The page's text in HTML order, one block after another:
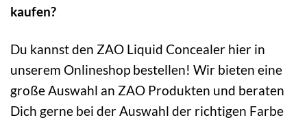
kaufen?
Du kannst den ZAO Liquid Concealer hier in
unserem Onlineshop bestellen! Wir bieten eine
große Auswahl an ZAO Produkten und beraten
Dich gerne bei der Auswahl der richtigen Farbe